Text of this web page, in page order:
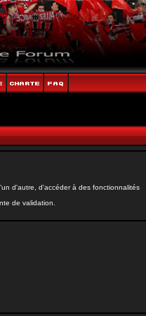
d'autre, d'accéder à des fonctionnalités
de validation.